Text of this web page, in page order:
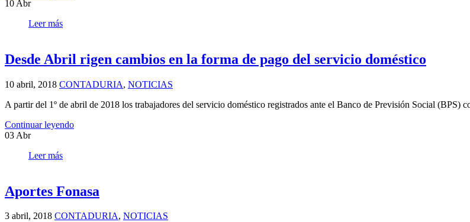
10 Abr
Leer más
Desde Abril rigen cambios en la forma de pago del servicio doméstico
10 abril, 2018 CONTADURIA, NOTICIAS
A partir del 1º de abril de 2018 los trabajadores del servicio doméstico registrados ante el Banco de Previsión Social (BPS)
Continuar leyendo
03 Abr
Leer más
Aportes Fonasa
3 abril, 2018 CONTADURIA, NOTICIAS